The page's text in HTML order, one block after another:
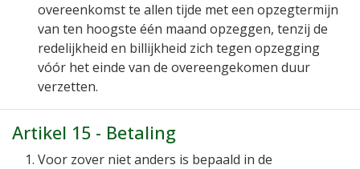
overeenkomst te allen tijde met een opzegtermijn
van ten hoogste één maand opzeggen, tenzij de
redelijkheid en billijkheid zich tegen opzegging
vóór het einde van de overeengekomen duur
verzetten.
Artikel 15 - Betaling
Voor zover niet anders is bepaald in de